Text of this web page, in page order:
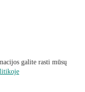
galite rasti mūsų
Politika